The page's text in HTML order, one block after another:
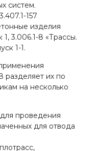
систем.
157
изделия
3.006.1-8 «Трассы.
1-1.
разделяет их по
на несколько
проведения
для отвода